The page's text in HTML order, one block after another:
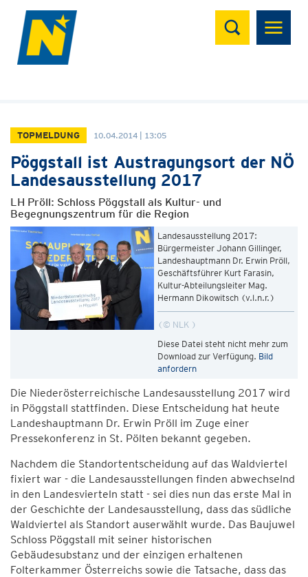
Suchen
TOPMELDUNG 10.04.2014 | 13:05
Pöggstall ist Austragungsort der NÖ
Landesausstellung 2017
LH Pröll: Schloss Pöggstall als Kultur- und
Begegnungszentrum für die Region
Landesausstellung 2017:
Bürgermeister Johann Gillinger,
Landeshauptmann Dr. Erwin Pröll,
Geschäftsführer Kurt Farasin,
Kultur-Abteilungsleiter Mag.
Hermann Dikowitsch (v.l.n.r.)
© NLK
Diese Datei steht nicht mehr zum
Download zur Verfügung. Bild
anfordern
Die Niederösterreichische Landesausstellung 2017 wird
in Pöggstall stattfinden. Diese Entscheidung hat heute
Landeshauptmann Dr. Erwin Pröll im Zuge einer
Pressekonferenz in St. Pölten bekannt gegeben.
Nachdem die Standortentscheidung auf das Waldviertel
fixiert war - die Landesausstellungen finden abwechselnd
in den Landesvierteln statt - sei dies nun das erste Mal in
der Geschichte der Landesausstellung, dass das südliche
Waldviertel als Standort auserwählt wurde. Das Baujuwel
Schloss Pöggstall mit seiner historischen
Gebäudesubstanz und der einzigen erhaltenen
Folterkammer Österreichs sowie die Tatsache, dass das